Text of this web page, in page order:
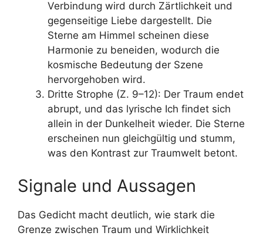
Verbindung wird durch Zärtlichkeit und
gegenseitige Liebe dargestellt. Die
Sterne am Himmel scheinen diese
Harmonie zu beneiden, wodurch die
kosmische Bedeutung der Szene
hervorgehoben wird.
Dritte Strophe (Z. 9–12): Der Traum endet
abrupt, und das lyrische Ich findet sich
allein in der Dunkelheit wieder. Die Sterne
erscheinen nun gleichgültig und stumm,
was den Kontrast zur Traumwelt betont.
Signale und Aussagen
Das Gedicht macht deutlich, wie stark die
Grenze zwischen Traum und Wirklichkeit